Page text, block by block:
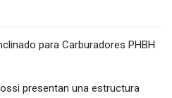
para Carburadores PHBH
presentan una estructura